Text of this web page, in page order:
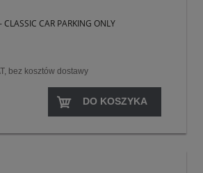
CAR PARKING ONLY
bez kosztów dostawy
DO KOSZYKA